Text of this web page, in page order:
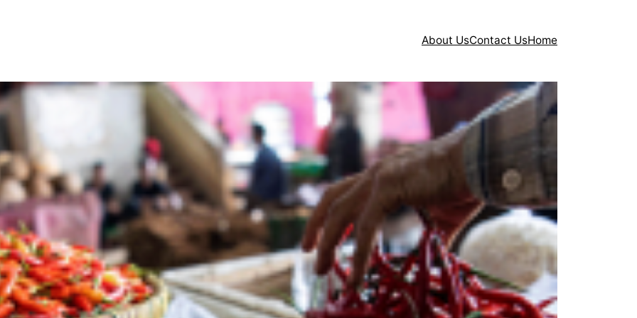
About UsContact UsHome